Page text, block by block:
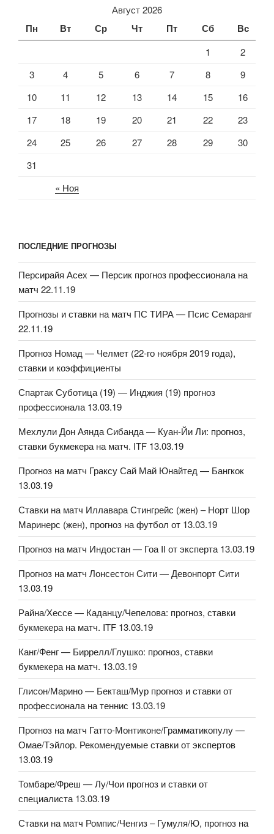
Август 2026
Пн Вт Ср Чт Пт Сб Вс
« Ноя
1
2
3
4 5 6 7 8
9
10
11 12 13 14 15
16
17
18 19 20 21 22
23
24
25 26 27 28 29
30
31
ПОСЛЕДНИЕ ПРОГНОЗЫ
Персирайя Асех — Персик прогноз профессионала на
матч 22.11.19
Прогнозы и ставки на матч ПС ТИРА — Псис Семаранг
22.11.19
Прогноз Номад — Челмет (22-го ноября 2019 года),
ставки и коэффициенты
Спартак Суботица (19) — Инджия (19) прогноз
профессионала 13.03.19
Мехлули Дон Аянда Сибанда — Куан-Йи Ли: прогноз,
ставки букмекера на матч. ITF 13.03.19
Прогноз на матч Граксу Сай Май Юнайтед — Бангкок
13.03.19
Ставки на матч Иллавара Стингрейс (жен) – Норт Шор
Маринерс (жен), прогноз на футбол от 13.03.19
Прогноз на матч Индостан — Гоа II от эксперта 13.03.19
Прогноз на матч Лонсестон Сити — Девонпорт Сити
13.03.19
Райна/Хессе — Каданцу/Чепелова: прогноз, ставки
букмекера на матч. ITF 13.03.19
Канг/Фенг — Биррелл/Глушко: прогноз, ставки
букмекера на матч. 13.03.19
Глисон/Марино — Бекташ/Мур прогноз и ставки от
профессионала на теннис 13.03.19
Прогноз на матч Гатто-Монтиконе/Грамматикопулу —
Омае/Тэйлор. Рекомендуемые ставки от экспертов
13.03.19
Томбаре/Фреш — Лу/Чои прогноз и ставки от
специалиста 13.03.19
Ставки на матч Ромпис/Ченгиз – Гумуля/Ю, прогноз на